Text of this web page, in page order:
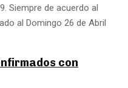
Siempre de acuerdo al
al Domingo 26 de Abril
con